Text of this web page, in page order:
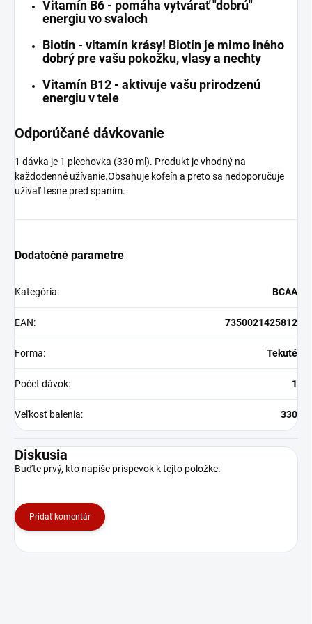
Vitamín B6 - pomáha vytvárať "dobrú"
energiu vo svaloch
Biotín - vitamín krásy! Biotín je mimo iného
dobrý pre vašu pokožku, vlasy a nechty
Vitamín B12 - aktivuje vašu prirodzenú
energiu v tele
Odporúčané dávkovanie
1 dávka je 1 plechovka (330 ml). Produkt je vhodný na
každodenné užívanie.Obsahuje kofeín a preto sa nedoporučuje
užívať tesne pred spaním.
Dodatočné parametre
Kategória: BCAA
EAN: 7350021425812
Forma: Tekuté
Počet dávok: 1
Veľkosť balenia: 330
Diskusia
Buďte prvý, kto napíše príspevok k tejto položke.
Pridať komentár